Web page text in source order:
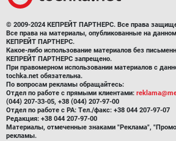
© 2009-2024 КЕПРЕЙТ ПАРТНЕРС. Все права
Все права на материалы, опубликованные на
КЕПРЕЙТ ПАРТНЕРС.
Какое-либо использование материалов без
КЕПРЕЙТ ПАРТНЕРС запрещено.
При правомерном использовании материалов с
tochka.net обязательна.
По вопросам рекламы обращайтесь:
Отдел по работе с прямыми клиентами:
(044) 207-33-05, +38 (044) 207-97-00
Отдел по работе с РА: Тел./факс: +38 044 207-97-07
Редакция: +38 044 207-97-00
Материалы, отмеченные знаками "Реклама",
рекламы.